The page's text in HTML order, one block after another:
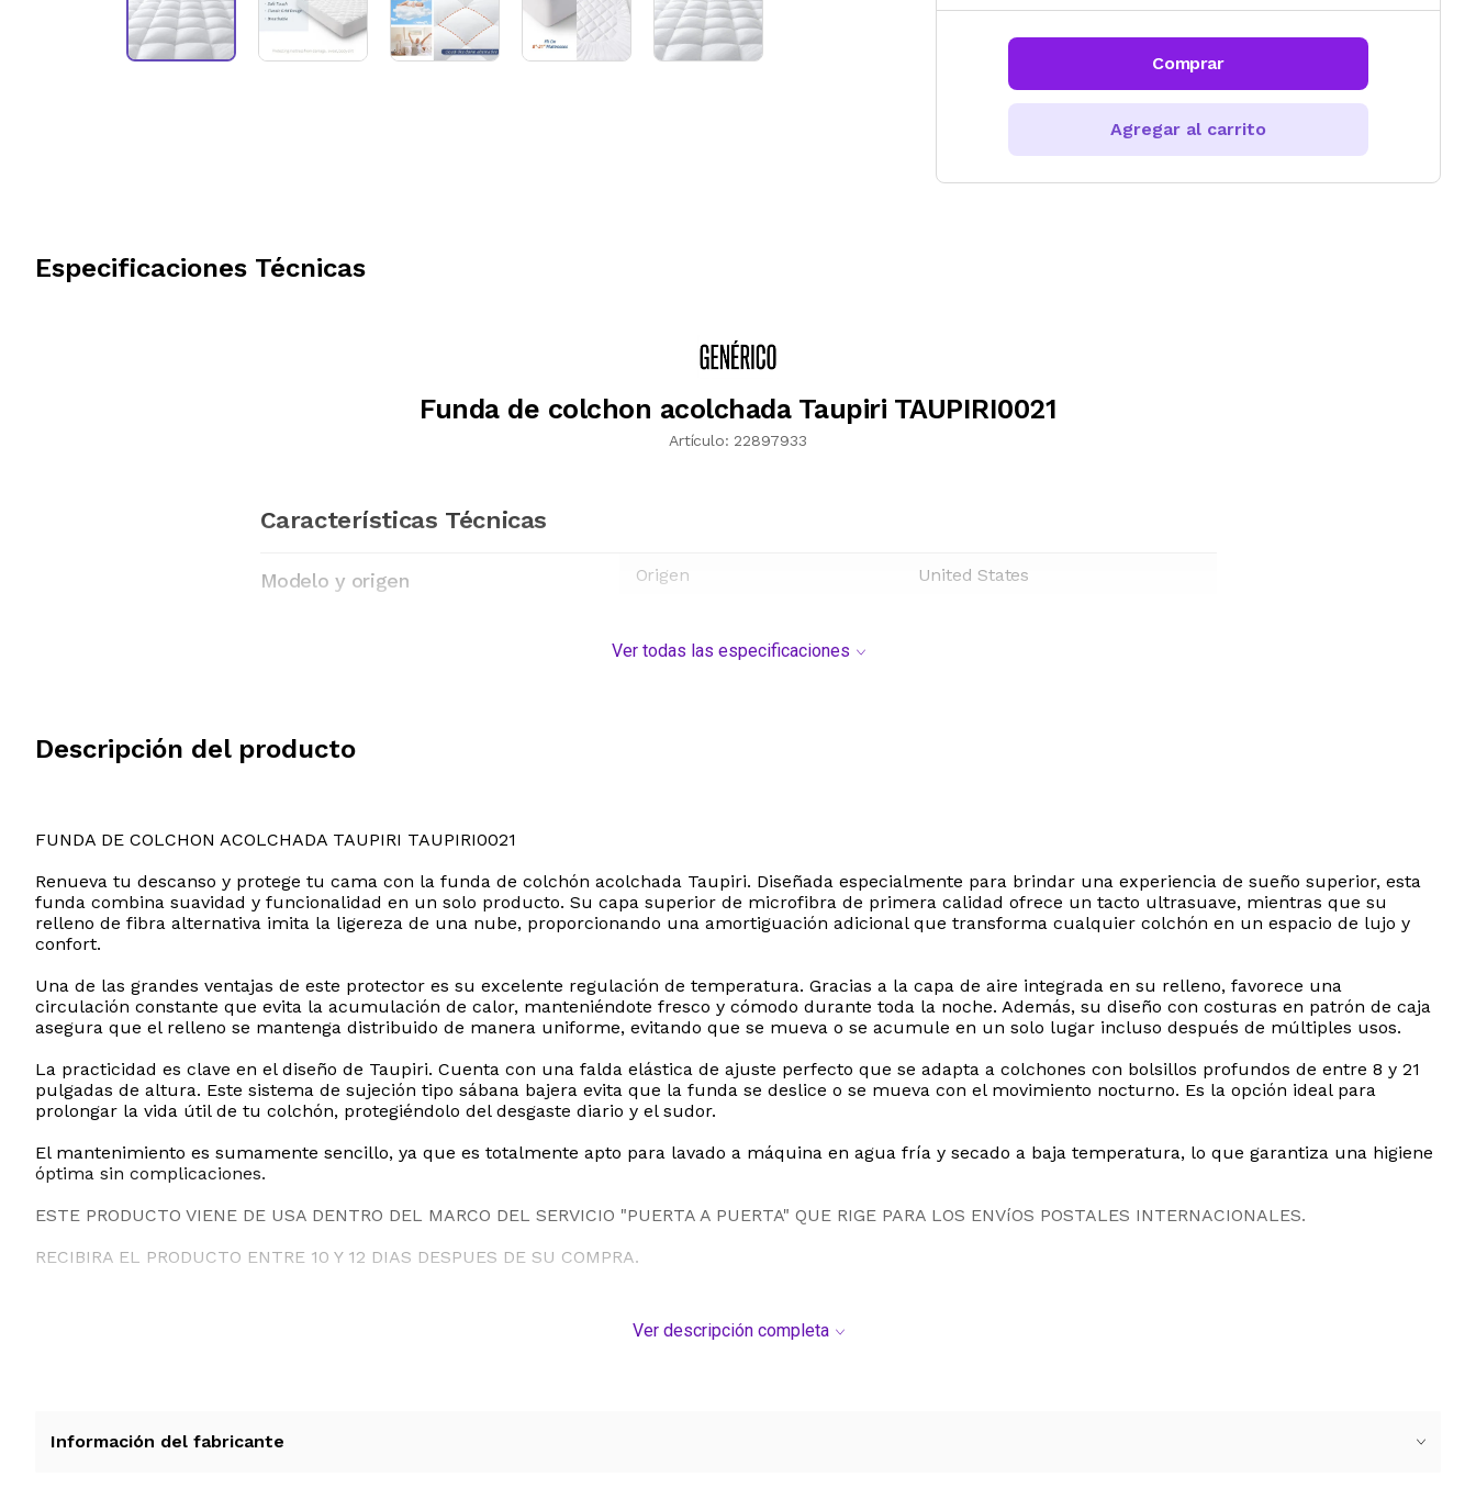
CALCULAR
Comprar
Agregar al carrito
Especificaciones Técnicas
Funda de colchon acolchada Taupiri TAUPIRI0021
Artículo: 22897933
Características Técnicas
Modelo y origen Origen United States
Ver todas las especificaciones
Descripción del producto
FUNDA DE COLCHON ACOLCHADA TAUPIRI TAUPIRI0021
Renueva tu descanso y protege tu cama con la funda de colchón acolchada Taupiri. Diseñada especialmente para brindar una experiencia de sueño superior, esta
funda combina suavidad y funcionalidad en un solo producto. Su capa superior de microfibra de primera calidad ofrece un tacto ultrasuave, mientras que su
relleno de fibra alternativa imita la ligereza de una nube, proporcionando una amortiguación adicional que transforma cualquier colchón en un espacio de lujo y
confort.
Una de las grandes ventajas de este protector es su excelente regulación de temperatura. Gracias a la capa de aire integrada en su relleno, favorece una
circulación constante que evita la acumulación de calor, manteniéndote fresco y cómodo durante toda la noche. Además, su diseño con costuras en patrón de caja
asegura que el relleno se mantenga distribuido de manera uniforme, evitando que se mueva o se acumule en un solo lugar incluso después de múltiples usos.
La practicidad es clave en el diseño de Taupiri. Cuenta con una falda elástica de ajuste perfecto que se adapta a colchones con bolsillos profundos de entre 8 y 21
pulgadas de altura. Este sistema de sujeción tipo sábana bajera evita que la funda se deslice o se mueva con el movimiento nocturno. Es la opción ideal para
prolongar la vida útil de tu colchón, protegiéndolo del desgaste diario y el sudor.
El mantenimiento es sumamente sencillo, ya que es totalmente apto para lavado a máquina en agua fría y secado a baja temperatura, lo que garantiza una higiene
óptima sin complicaciones.
ESTE PRODUCTO VIENE DE USA DENTRO DEL MARCO DEL SERVICIO "PUERTA A PUERTA" QUE RIGE PARA LOS ENVíOS POSTALES INTERNACIONALES.
RECIBIRA EL PRODUCTO ENTRE 10 Y 12 DIAS DESPUES DE SU COMPRA.
Ver descripción completa
Información del fabricante